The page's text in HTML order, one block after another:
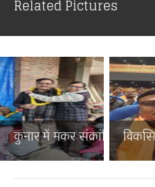
Related Pictures
कुनार में मकर संक्रांति पर...